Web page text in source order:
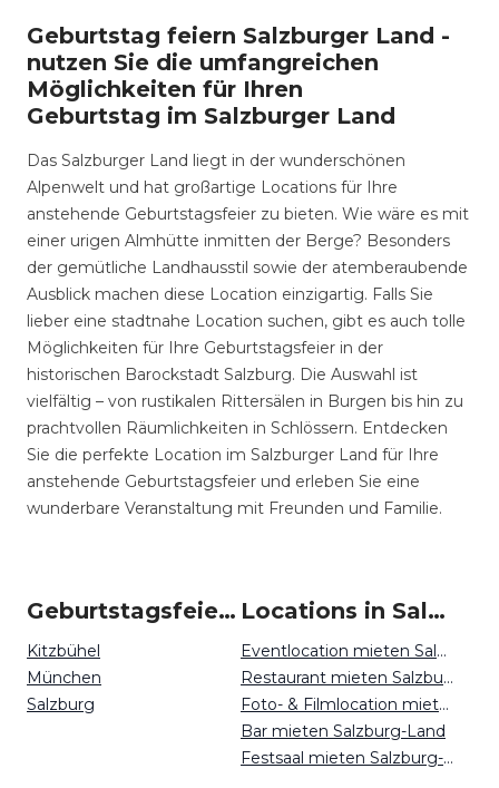
Geburtstag feiern Salzburger Land -
nutzen Sie die umfangreichen
Möglichkeiten für Ihren
Geburtstag im Salzburger Land
Das Salzburger Land liegt in der wunderschönen
Alpenwelt und hat großartige Locations für Ihre
anstehende Geburtstagsfeier zu bieten. Wie wäre es mit
einer urigen Almhütte inmitten der Berge? Besonders
der gemütliche Landhausstil sowie der atemberaubende
Ausblick machen diese Location einzigartig. Falls Sie
lieber eine stadtnahe Location suchen, gibt es auch tolle
Möglichkeiten für Ihre Geburtstagsfeier in der
historischen Barockstadt Salzburg. Die Auswahl ist
vielfältig – von rustikalen Rittersälen in Burgen bis hin zu
prachtvollen Räumlichkeiten in Schlössern. Entdecken
Sie die perfekte Location im Salzburger Land für Ihre
anstehende Geburtstagsfeier und erleben Sie eine
wunderbare Veranstaltung mit Freunden und Familie.
Geburtstagsfeiern um Salzburg Land
Kitzbühel
München
Salzburg
Locations in Salzburg Land mieten
Eventlocation mieten Salzburg-Land
Restaurant mieten Salzburg-Land
Foto- & Filmlocation mieten Salzburg-Land
Bar mieten Salzburg-Land
Festsaal mieten Salzburg-Land